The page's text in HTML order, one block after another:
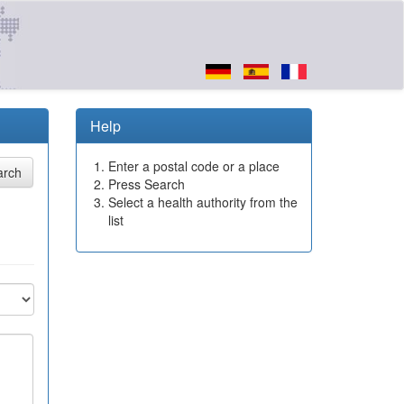
Help
Enter a postal code or a place
Press Search
Select a health authority from the
list